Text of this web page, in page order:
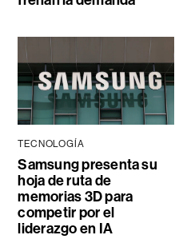
TECNOLOGÍA
Samsung presenta su
hoja de ruta de
memorias 3D para
competir por el
liderazgo en IA